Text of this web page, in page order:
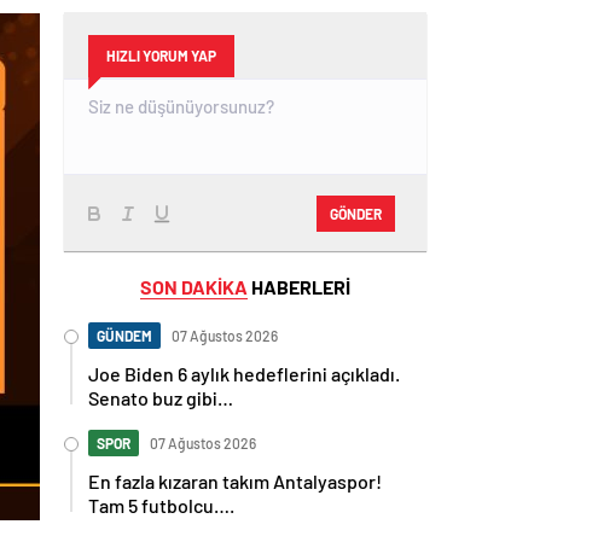
HIZLI YORUM YAP
GÖNDER
SON DAKİKA HABERLERİ
GÜNDEM 07 Ağustos 2026
Joe Biden 6 aylık hedeflerini açıkladı.
Senato buz gibi…
SPOR 07 Ağustos 2026
En fazla kızaran takım Antalyaspor!
Tam 5 futbolcu….